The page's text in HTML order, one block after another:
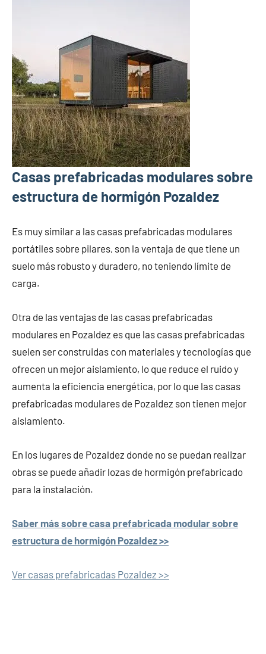
Casas prefabricadas modulares sobre
estructura de hormigón Pozaldez
Es muy similar a las casas prefabricadas modulares
portátiles sobre pilares, son la ventaja de que tiene un
suelo más robusto y duradero, no teniendo límite de
carga.
Otra de las ventajas de las casas prefabricadas
modulares en Pozaldez es que las casas prefabricadas
suelen ser construidas con materiales y tecnologías que
ofrecen un mejor aislamiento, lo que reduce el ruido y
aumenta la eficiencia energética, por lo que las casas
prefabricadas modulares de Pozaldez son tienen mejor
aislamiento.
En los lugares de Pozaldez donde no se puedan realizar
obras se puede añadir lozas de hormigón prefabricado
para la instalación.
Saber más sobre casa prefabricada modular sobre
estructura de hormigón Pozaldez >>
Ver casas prefabricadas Pozaldez >>